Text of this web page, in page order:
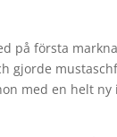
på första
gjorde
med en helt ny